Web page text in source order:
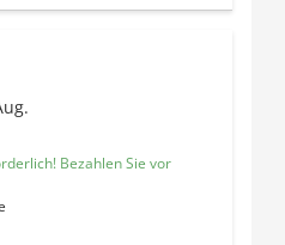
Bezahlen Sie vor